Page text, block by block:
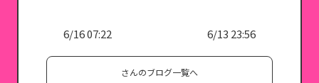
6/16 07:22 6/13 23:56
さんのブログ一覧へ